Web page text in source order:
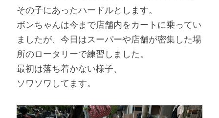
その子にあったハードルとします。
ボンちゃんは今まで店舗内をカートに乗ってい
ましたが、今日はスーパーや店舗が密集した場
所のロータリーで練習しました。
最初は落ち着かない様子、
ソワソワしてます。